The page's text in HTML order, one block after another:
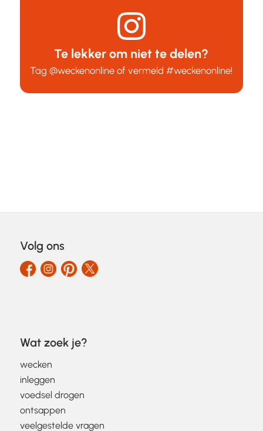
Te lekker om niet te delen?
Tag@weckenonline of vermeld#weckenonline!
Volg ons
Wat zoek je?
wecken
inleggen
voedsel drogen
ontsappen
veelgestelde vragen